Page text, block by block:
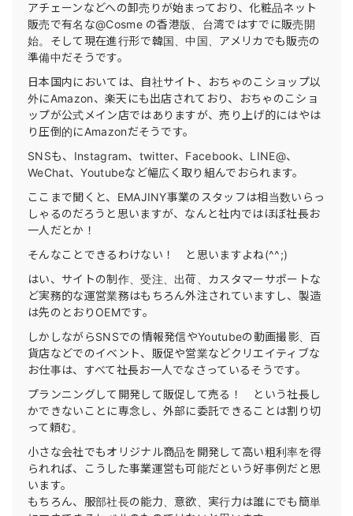
アチェーンなどへの卸売りが始まっており、化粧品ネット
販売で有名な@Cosme の香港版、台湾ではすでに販売開
始。そして現在進行形で韓国、中国、アメリカでも販売の
準備中だそうです。
日本国内においては、自社サイト、おちゃのこショップ以
外にAmazon、楽天にも出店されており、おちゃのこショ
ップが公式メイン店ではありますが、売り上げ的にはやは
り圧倒的にAmazonだそうです。
SNSも、Instagram、twitter、Facebook、LINE@、
WeChat、Youtubeなど幅広く取り組んでおられます。
ここまで聞くと、EMAJINY事業のスタッフは相当数いらっ
しゃるのだろうと思いますが、なんと社内ではほぼ社長お
一人だとか！
そんなことできるわけない！ と思いますよね(^^;)
はい、サイトの制作、受注、出荷、カスタマーサポートな
ど実務的な運営業務はもちろん外注されていますし、製造
は先のとおりOEMです。
しかしながらSNSでの情報発信やYoutubeの動画撮影、百
貨店などでのイベント、販促や営業などクリエイティブな
お仕事は、すべて社長お一人でなさっているそうです。
プランニングして開発して販促して売る！ という社長し
かできないことに専念し、外部に委託できることは割り切
って頼む。
小さな会社でもオリジナル商品を開発して高い粗利率を得
られれば、こうした事業運営も可能だという好事例だと思
います。
もちろん、服部社長の能力、意欲、実行力は誰にでも簡単